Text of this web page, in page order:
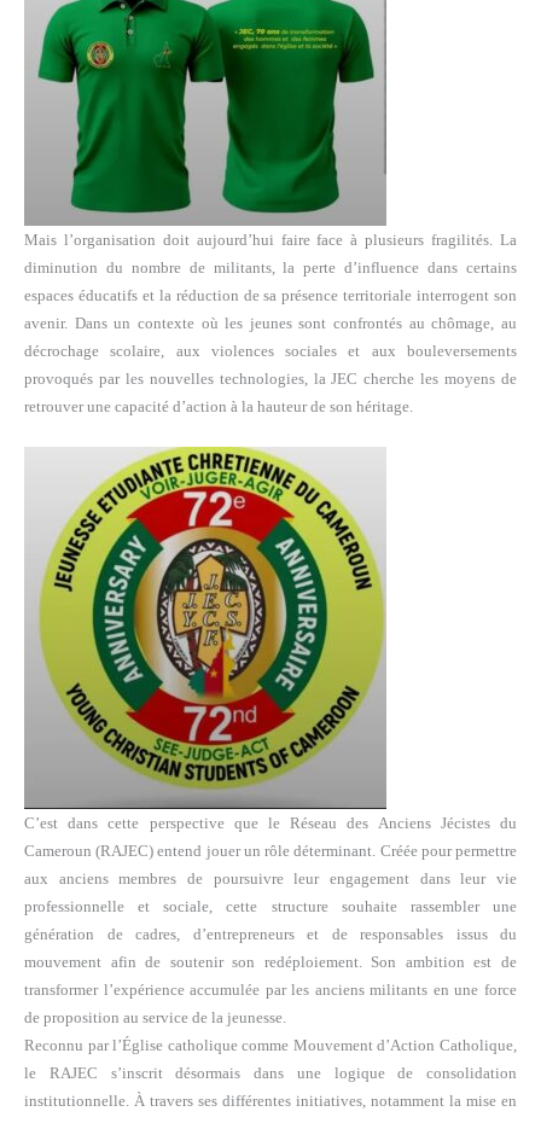
Mais l’organisation doit aujourd’hui faire face à plusieurs fragilités. La
diminution du nombre de militants, la perte d’influence dans certains
espaces éducatifs et la réduction de sa présence territoriale interrogent son
avenir. Dans un contexte où les jeunes sont confrontés au chômage, au
décrochage scolaire, aux violences sociales et aux bouleversements
provoqués par les nouvelles technologies, la JEC cherche les moyens de
retrouver une capacité d’action à la hauteur de son héritage.
C’est dans cette perspective que le Réseau des Anciens Jécistes du
Cameroun (RAJEC) entend jouer un rôle déterminant. Créée pour permettre
aux anciens membres de poursuivre leur engagement dans leur vie
professionnelle et sociale, cette structure souhaite rassembler une
génération de cadres, d’entrepreneurs et de responsables issus du
mouvement afin de soutenir son redéploiement. Son ambition est de
transformer l’expérience accumulée par les anciens militants en une force
de proposition au service de la jeunesse.
Reconnu par l’Église catholique comme Mouvement d’Action Catholique,
le RAJEC s’inscrit désormais dans une logique de consolidation
institutionnelle. À travers ses différentes initiatives, notamment la mise en